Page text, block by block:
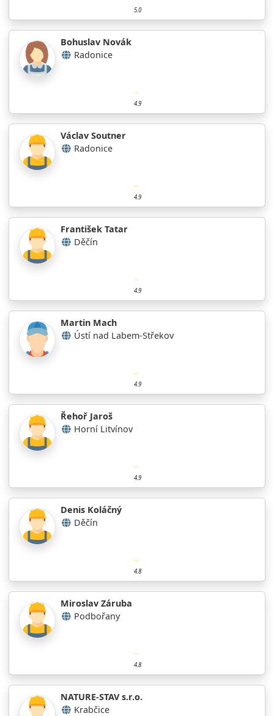
5.0
Bohuslav Novák
Radonice
4.9
Václav Soutner
Radonice
4.9
František Tatar
Děčín
4.9
Martin Mach
Ústí nad Labem-Střekov
4.9
Řehoř Jaroš
Horní Litvínov
4.9
Denis Koláčný
Děčín
4.8
Miroslav Záruba
Podbořany
4.8
NATURE-STAV s.r.o.
Krabčice